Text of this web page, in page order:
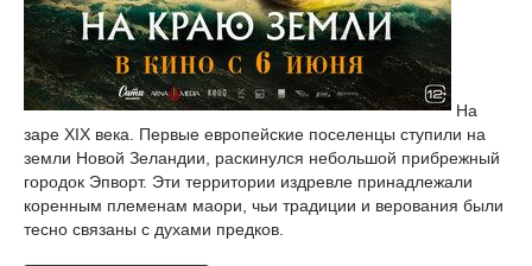
На
заре ХIХ века. Первые европейские поселенцы ступили на
земли Новой Зеландии, раскинулся небольшой прибрежный
городок Эпворт. Эти территории издревле принадлежали
коренным племенам маори, чьи традиции и верования были
тесно связаны с духами предков.